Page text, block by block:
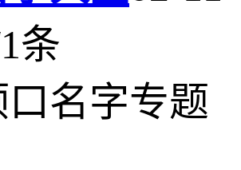
条
名字专题